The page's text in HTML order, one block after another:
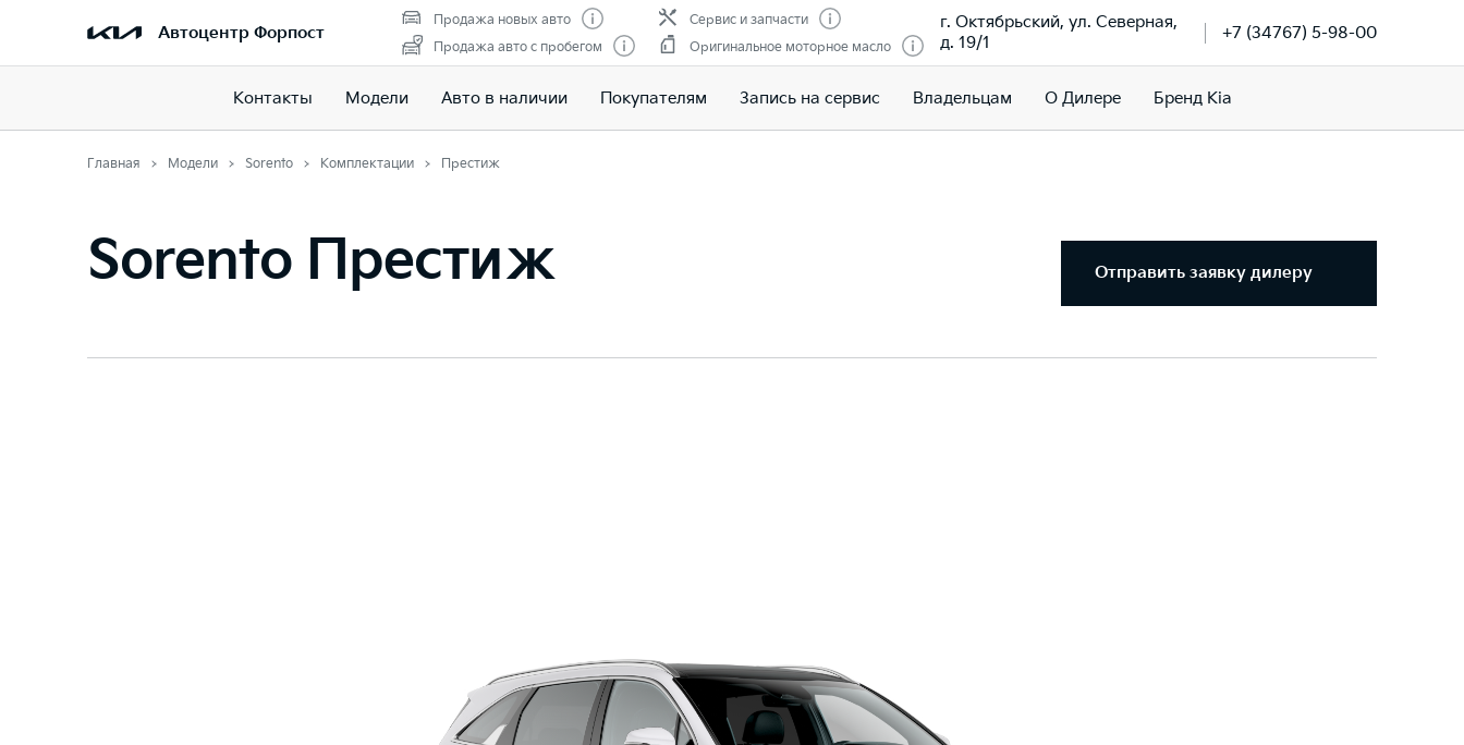
Автоцентр Форпост
Продажа новых авто
Продажа авто с пробегом
Сервис и запчасти
Оригинальное моторное масло
г. Октябрьский, ул. Северная,
д. 19/1
+7 (34767) 5-98-00
Контакты Модели Авто в наличии Покупателям Запись на сервис Владельцам О Дилере Бренд Kia
Главная Модели Sorento Комплектации Престиж
Sorento Престиж Отправить заявку дилеру